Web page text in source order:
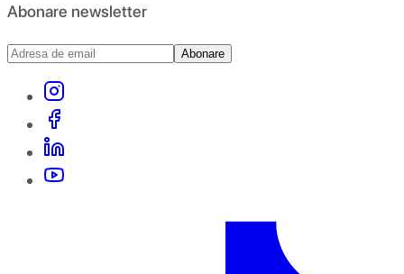
Abonare newsletter
Abonare